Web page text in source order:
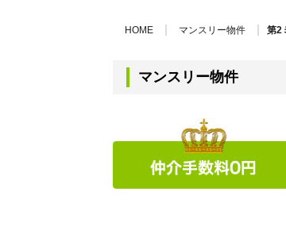
HOME マンスリー物件 第2
マンスリー物件